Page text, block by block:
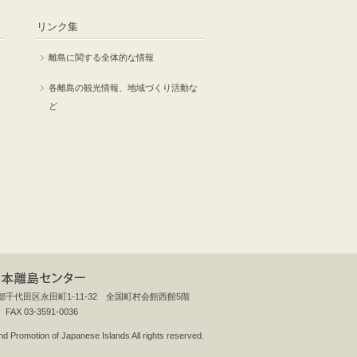
リンク集
離島に関する全体的な情報
各離島の観光情報、地域づくり活動な
ど
千代田区永田町1-11-32 全国町村会館西館5階
03-3591-0036
Promotion of Japanese Islands All rights reserved.